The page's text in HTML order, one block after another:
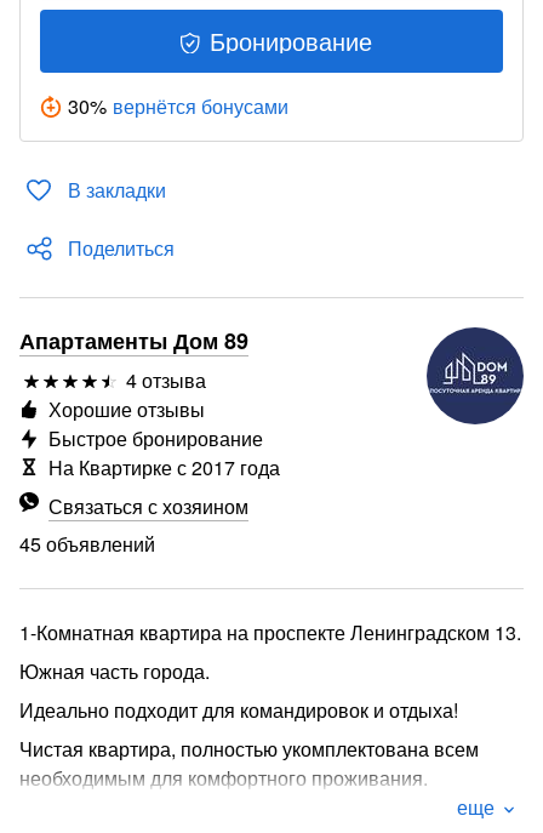
Бронирование
30% вернётся бонусами
В закладки
Поделиться
Апартаменты Дом 89
4 отзыва
Связаться с хозяином
45 объявлений
Хорошие отзывы
Быстрое бронирование
На Квартирке с 2017 года
1-Комнатная квартира на проспекте Ленинградском 13.
Южная часть города.
Идеально подходит для командировок и отдыха!
Чистая квартира, полностью укомплектована всем
необходимым для комфортного проживания.
еще